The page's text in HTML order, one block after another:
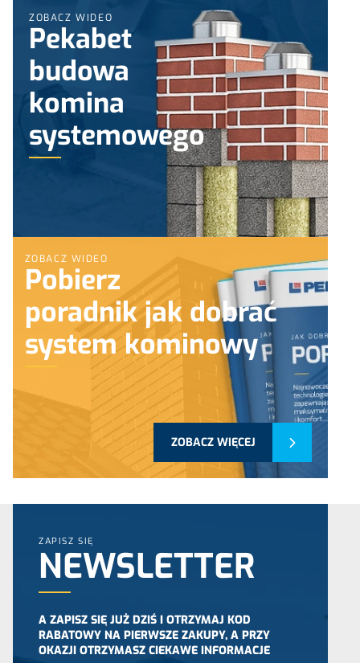
ZOBACZ WIDEO
Pekabet
budowa
komina
systemowego
ZOBACZ WIDEO
Pobierz
poradnik jak dobrać
system kominowy
ZOBACZ WIĘCEJ
ZAPISZ SIĘ
NEWSLETTER
A ZAPISZ SIĘ JUŻ DZIŚ I OTRZYMAJ KOD
RABATOWY NA PIERWSZE ZAKUPY, A PRZY
OKAZJI OTRZYMASZ CIEKAWE INFORMACJE